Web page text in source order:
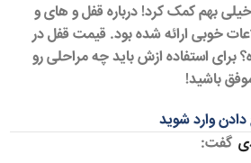
بهم کمک کرد! درباره قفل و های و
خوبی ارائه شده بود. قیمت قفل در
برای استفاده ازش باید چه مراحلی رو
باشید!
وارد شوید
گفت: